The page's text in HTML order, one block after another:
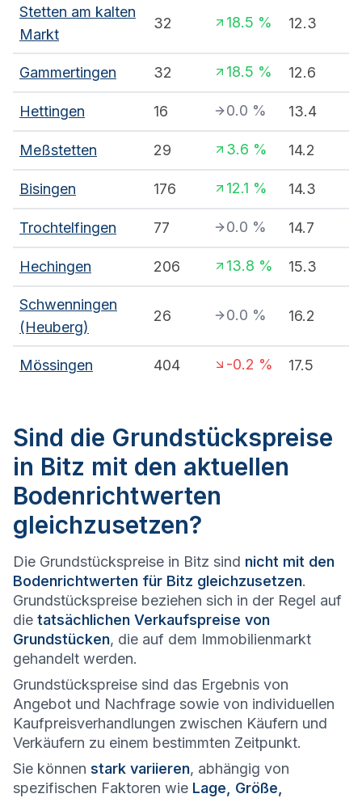
Stetten am kalten
Markt
32 18.5 % 12.3
Gammertingen 32 18.5 % 12.6
Hettingen 16 0.0 % 13.4
Meßstetten 29 3.6 % 14.2
Bisingen 176 12.1 % 14.3
Trochtelfingen 77 0.0 % 14.7
Hechingen 206 13.8 % 15.3
Schwenningen
(Heuberg)
26 0.0 % 16.2
Mössingen 404 -0.2 % 17.5
Sind die Grundstückspreise
in Bitz mit den aktuellen
Bodenrichtwerten
gleichzusetzen?
Die Grundstückspreise in Bitz sind nicht mit den
Bodenrichtwerten für Bitz gleichzusetzen.
Grundstückspreise beziehen sich in der Regel auf
die tatsächlichen Verkaufspreise von
Grundstücken, die auf dem Immobilienmarkt
gehandelt werden.
Grundstückspreise sind das Ergebnis von
Angebot und Nachfrage sowie von individuellen
Kaufpreisverhandlungen zwischen Käufern und
Verkäufern zu einem bestimmten Zeitpunkt.
Sie können stark variieren, abhängig von
spezifischen Faktoren wie Lage, Größe,